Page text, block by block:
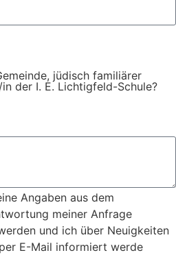
jüdisch familiärer
der I. E. Lichtigfeld-Schule?
Angaben aus dem
meiner Anfrage
und ich über Neuigkeiten
E-Mail informiert werde